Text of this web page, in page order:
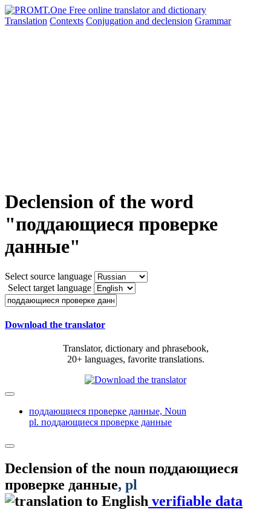
Translation Contexts Conjugation and declension Grammar
Declension of the word
"поддающиеся проверке
данные"
Select source language
Select target language
Download the translator
Translator, dictionary and phrasebook,
20+ languages, favorite translations.
поддающиеся проверке данные, Noun
pl. поддающиеся проверке данные
Declension of the noun поддающиеся
проверке данные, pl
verifiable data